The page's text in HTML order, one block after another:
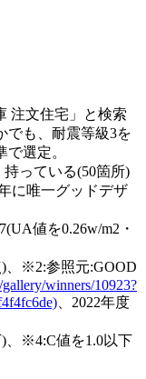
注文住宅」と検索
でも、耐震等級3を
選定。
っている(50箇所)
に唯一グッドデザ
値を0.26w/m2・
、※2:参照元:GOOD
winners/10923?
、2022年度
、※4:C値を1.0以下